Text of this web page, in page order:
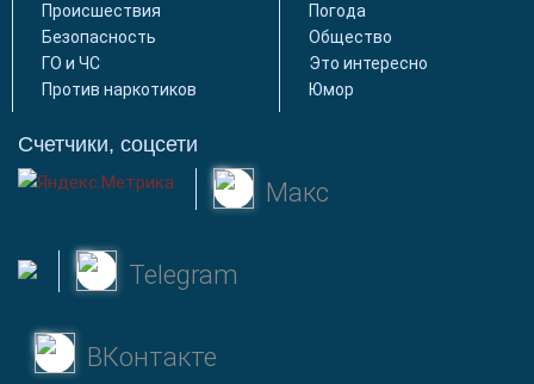
Происшествия
Безопасность
ГО и ЧС
Против наркотиков
Погода
Общество
Это интересно
Юмор
Счетчики, соцсети
Макс
Telegram
ВКонтакте